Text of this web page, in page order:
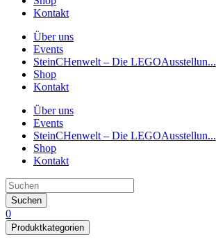
Kontakt
Über uns
Events
SteinCHenwelt – Die LEGOAusstellun...
Shop
Kontakt
Über uns
Events
SteinCHenwelt – Die LEGOAusstellun...
Shop
Kontakt
Suchen
0
Produktkategorien